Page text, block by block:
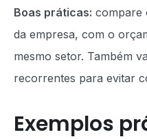
Boas práticas: compare
da empresa, com o
mesmo setor. Também
recorrentes para evitar
Exemplos